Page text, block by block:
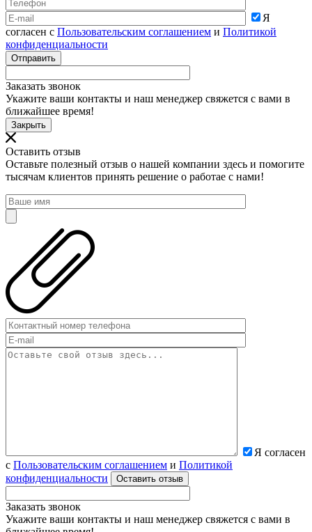
Я
согласен с Пользовательским соглашением и Политикой
конфиденциальности
Заказать звонок
Укажите ваши контакты и наш менеджер свяжется с вами в
ближайшее время!
Закрыть
Оставить отзыв
Оставьте полезный отзыв о нашей компании здесь и помогите
тысячам клиентов принять решение о работае с нами!
Я согласен
с Пользовательским соглашением и Политикой
конфиденциальности
Заказать звонок
Укажите ваши контакты и наш менеджер свяжется с вами в